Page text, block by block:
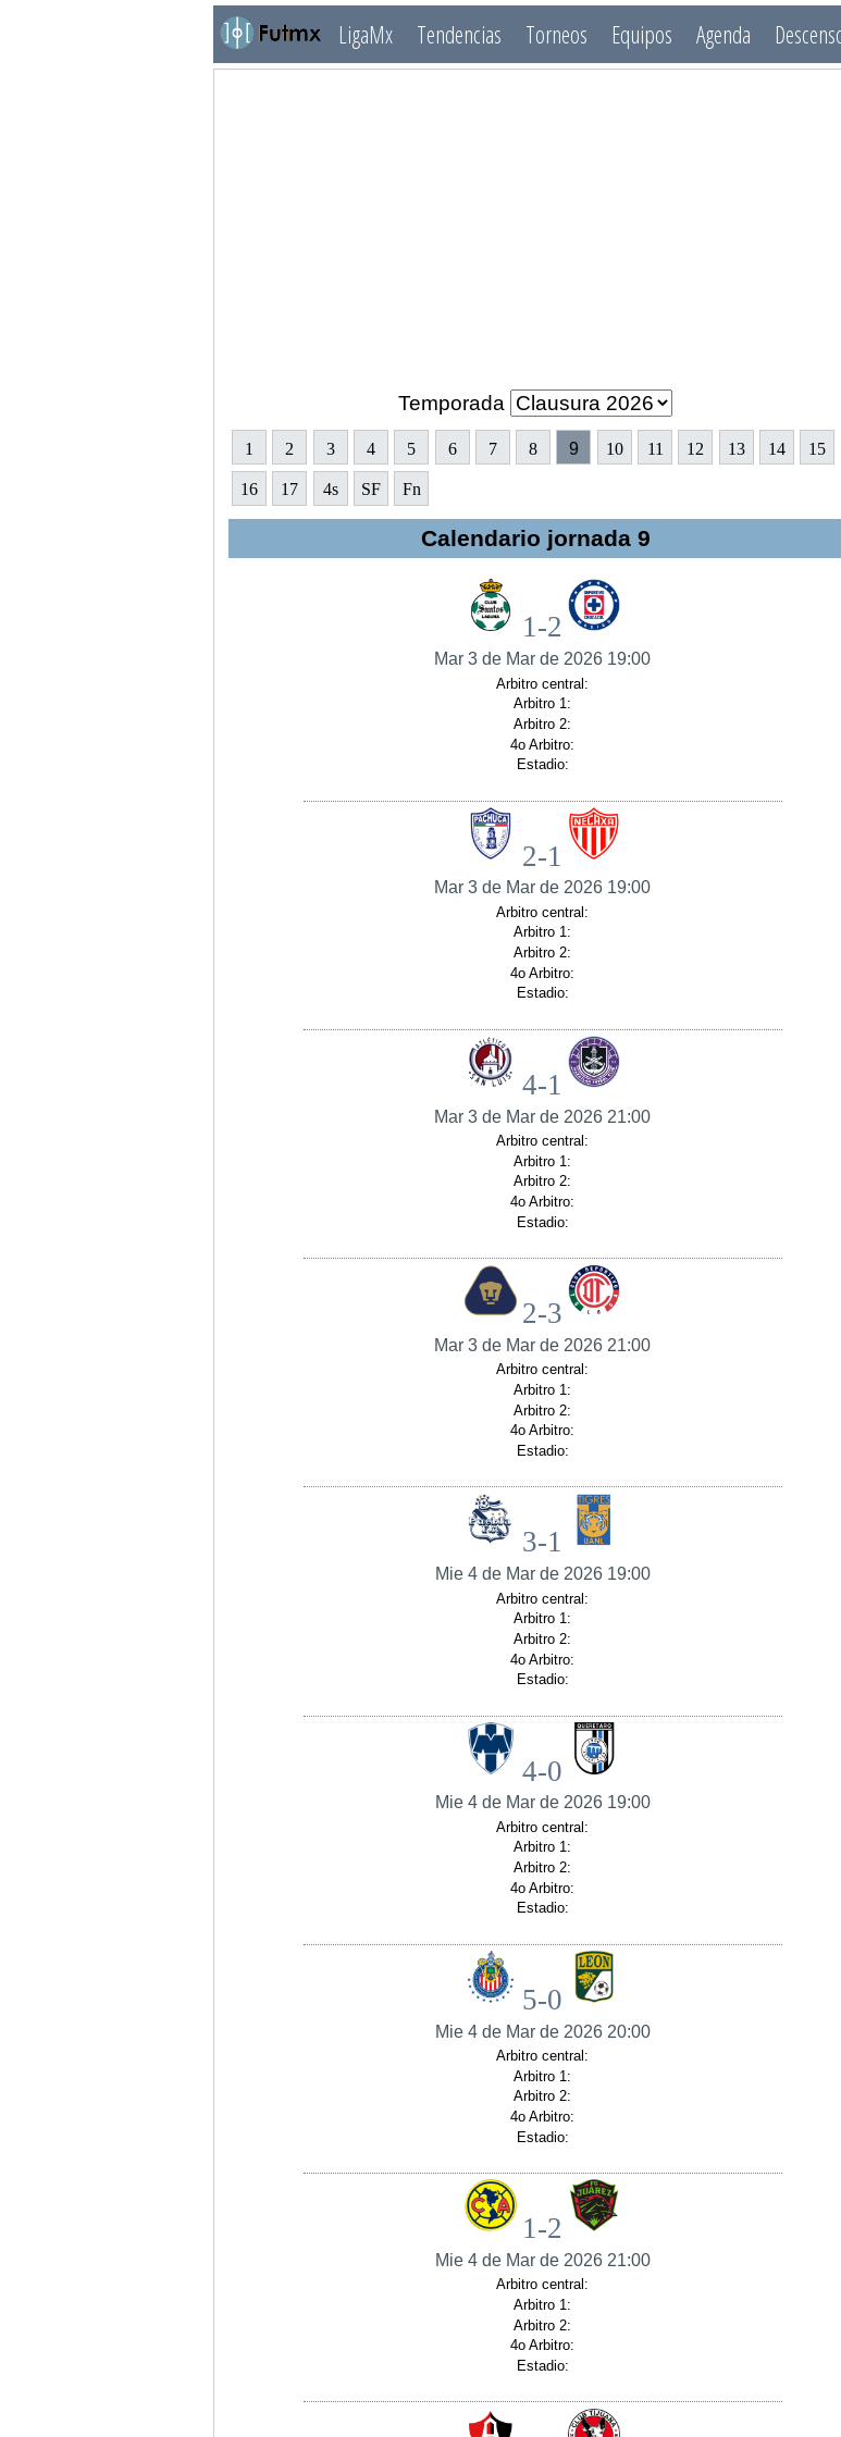
LigaMx Tendencias Torneos Equipos Agenda
Temporada
1 2 3 4 5 6 7 8 9 10 11 12 13 14 15
16 17 4s SF Fn
Calendario jornada 9
1-2
Mar 3 de Mar de 2026 19:00
Arbitro central:
Arbitro 1:
Arbitro 2:
4o Arbitro:
Estadio:
2-1
Mar 3 de Mar de 2026 19:00
Arbitro central:
Arbitro 1:
Arbitro 2:
4o Arbitro:
Estadio:
4-1
Mar 3 de Mar de 2026 21:00
Arbitro central:
Arbitro 1:
Arbitro 2:
4o Arbitro:
Estadio:
2-3
Mar 3 de Mar de 2026 21:00
Arbitro central:
Arbitro 1:
Arbitro 2:
4o Arbitro:
Estadio:
3-1
Mie 4 de Mar de 2026 19:00
Arbitro central:
Arbitro 1:
Arbitro 2:
4o Arbitro:
Estadio:
4-0
Mie 4 de Mar de 2026 19:00
Arbitro central:
Arbitro 1:
Arbitro 2:
4o Arbitro:
Estadio:
5-0
Mie 4 de Mar de 2026 20:00
Arbitro central:
Arbitro 1:
Arbitro 2:
4o Arbitro:
Estadio:
1-2
Mie 4 de Mar de 2026 21:00
Arbitro central:
Arbitro 1:
Arbitro 2:
4o Arbitro:
Estadio: